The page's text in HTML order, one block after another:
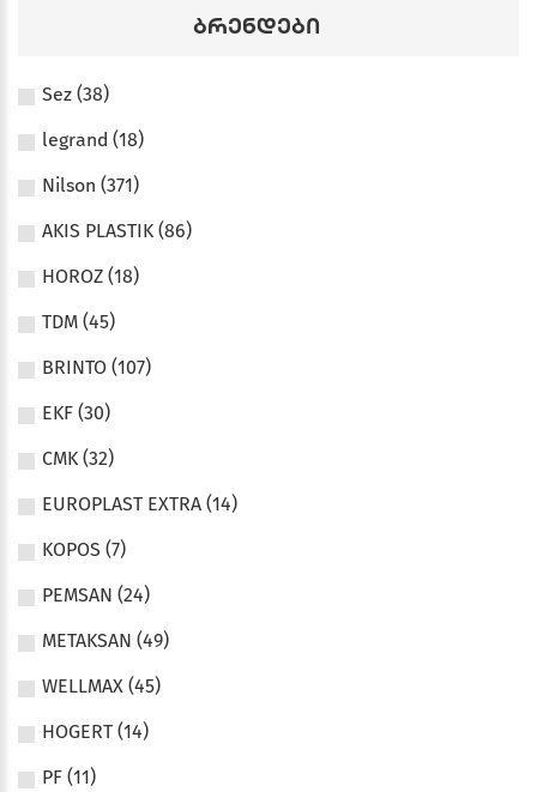
ბრენდები
Sez (38)
legrand (18)
Nilson (371)
AKIS PLASTIK (86)
HOROZ (18)
TDM (45)
BRINTO (107)
EKF (30)
CMK (32)
EUROPLAST EXTRA (14)
KOPOS (7)
PEMSAN (24)
METAKSAN (49)
WELLMAX (45)
HOGERT (14)
PF (11)